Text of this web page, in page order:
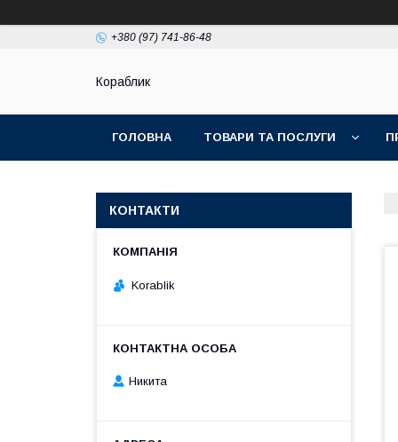
+380 (97) 741-86-48
Кораблик
ГОЛОВНА ТОВАРИ ТА ПОСЛУГИ
КОНТАКТИ
Korablik
Никита